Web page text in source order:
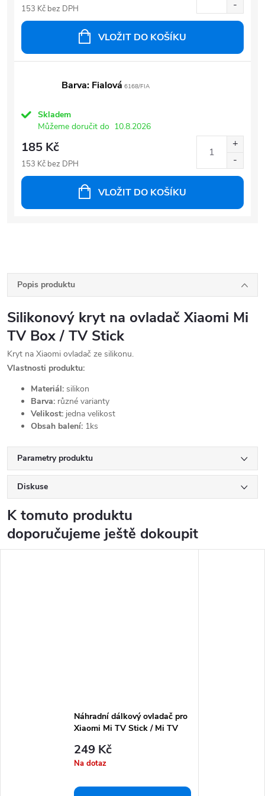
153 Kč bez DPH
VLOŽIT DO KOŠÍKU
Barva: Fialová 6168/FIA
Skladem
Můžeme doručit do 10.8.2026
185 Kč
153 Kč bez DPH
VLOŽIT DO KOŠÍKU
Popis produktu
Silikonový kryt na ovladač Xiaomi Mi
TV Box / TV Stick
Kryt na Xiaomi ovladač ze silikonu.
Vlastnosti produktu:
Materiál: silikon
Barva: různé varianty
Velikost: jedna velikost
Obsah balení: 1ks
Parametry produktu
Diskuse
K tomuto produktu
doporučujeme ještě dokoupit
Náhradní dálkový ovladač pro
Xiaomi Mi TV Stick / Mi TV
249 Kč
Na dotaz